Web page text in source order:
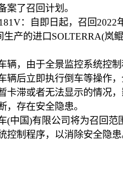
案了召回计划。
：自即日起，召回2022
生产的进口SOLTERRA(岚
，由于全景监控系统控制
辆后立即执行倒车等操作
卡滞或者无法显示的情况
，存在安全隐患。
国)有限公司将为召回范
控制程序，以消除安全隐